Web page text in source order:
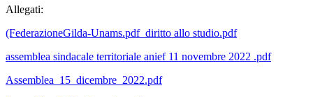
Allegati:
(FederazioneGilda-Unams.pdf_diritto allo studio.pdf
assemblea sindacale territoriale anief 11 novembre 2022 .pdf
Assemblea_15_dicembre_2022.pdf